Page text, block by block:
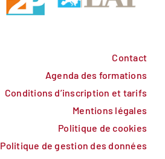
Contact
Agenda des formations
Conditions d’inscription et tarifs
Mentions légales
Politique de cookies
Politique de gestion des données